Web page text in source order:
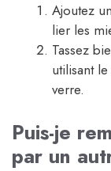
Ajoutez
lier les
Tassez
utilisant
verre.
Puis-je
par un